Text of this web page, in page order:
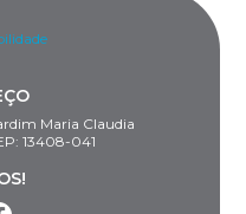
Maria Claudia
13408-041